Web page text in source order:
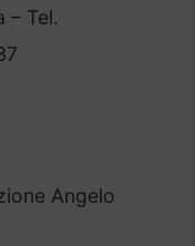
– Tel.
Angelo